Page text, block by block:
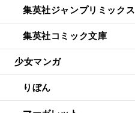
集英社ジャンプリミックス
集英社コミック文庫
少女マンガ
りぼん